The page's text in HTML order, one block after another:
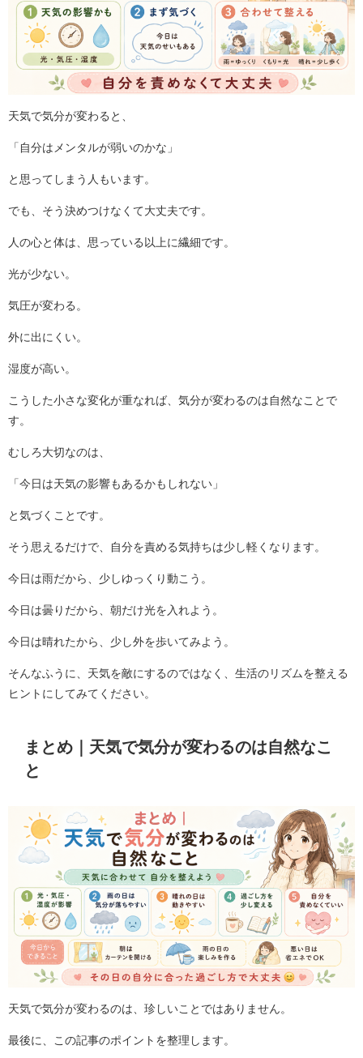
天気で気分が変わると、
「自分はメンタルが弱いのかな」
と思ってしまう人もいます。
でも、そう決めつけなくて大丈夫です。
人の心と体は、思っている以上に繊細です。
光が少ない。
気圧が変わる。
外に出にくい。
湿度が高い。
こうした小さな変化が重なれば、気分が変わるのは自然なことで
す。
むしろ大切なのは、
「今日は天気の影響もあるかもしれない」
と気づくことです。
そう思えるだけで、自分を責める気持ちは少し軽くなります。
今日は雨だから、少しゆっくり動こう。
今日は曇りだから、朝だけ光を入れよう。
今日は晴れたから、少し外を歩いてみよう。
そんなふうに、天気を敵にするのではなく、生活のリズムを整える
ヒントにしてみてください。
まとめ｜天気で気分が変わるのは自然なこ
と
天気で気分が変わるのは、珍しいことではありません。
最後に、この記事のポイントを整理します。